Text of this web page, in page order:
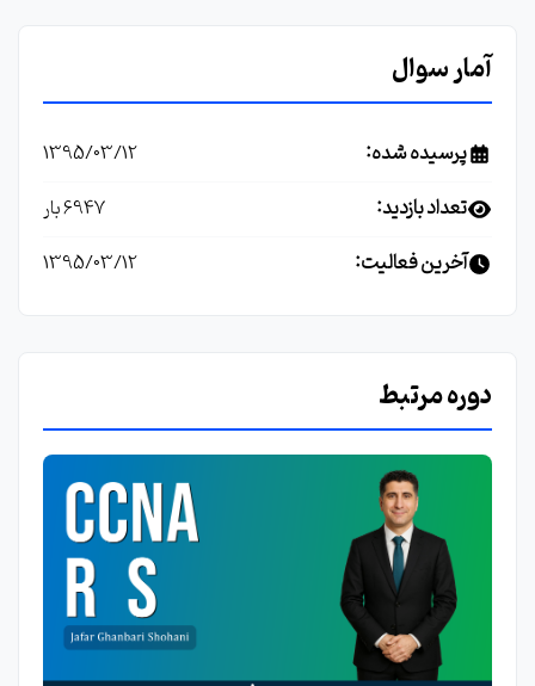
آمار سوال
پرسیده شده: 1395/03/12
تعداد بازدید: 6947 بار
آخرین فعالیت: 1395/03/12
دوره مرتبط